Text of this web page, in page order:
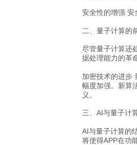
安全性的增强 安
二、量子计算的
尽管量子计算还
据处理能力的革
加密技术的进步
幅度加强。 新算
义。
三、AI与量子计
AI与量子计算的
将使得APP在功